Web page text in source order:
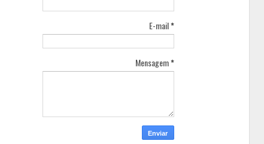
E-mail*
Mensagem*